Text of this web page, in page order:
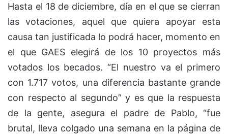
Hasta el 18 de diciembre, día en el que se cierran
las votaciones, aquel que quiera apoyar esta
causa tan justificada lo podrá hacer, momento en
el que GAES elegirá de los 10 proyectos más
votados los becados. “El nuestro va el primero
con 1.717 votos, una diferencia bastante grande
con respecto al segundo” y es que la respuesta
de la gente, asegura el padre de Pablo, “fue
brutal, lleva colgado una semana en la página de